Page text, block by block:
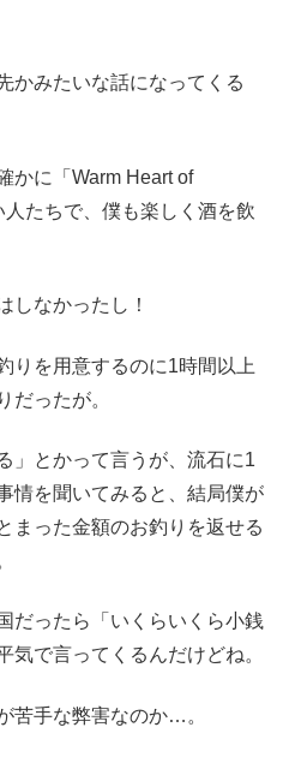
かみたいな話になってくる
かに「Warm Heart of
たちで、僕も楽しく酒を飲
しなかったし！
りを用意するのに1時間以上
だったが。
」とかって言うが、流石に1
情を聞いてみると、結局僕が
まった金額のお釣りを返せる
だったら「いくらいくら小銭
気で言ってくるんだけどね。
苦手な弊害なのか…。